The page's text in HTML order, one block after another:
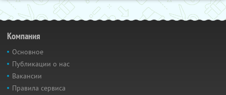
Компания
Основное
Публикации о нас
Вакансии
Правила сервиса